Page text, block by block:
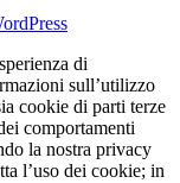
di
sull’utilizzo
cookie di parti terze
comportamenti
la nostra privacy
l’uso dei cookie; in